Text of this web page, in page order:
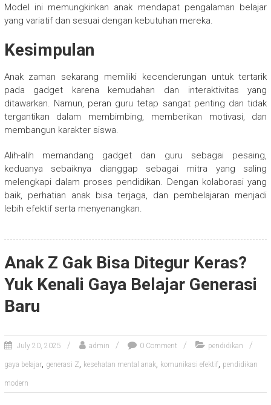
Model ini memungkinkan anak mendapat pengalaman belajar
yang variatif dan sesuai dengan kebutuhan mereka.
Kesimpulan
Anak zaman sekarang memiliki kecenderungan untuk tertarik
pada gadget karena kemudahan dan interaktivitas yang
ditawarkan. Namun, peran guru tetap sangat penting dan tidak
tergantikan dalam membimbing, memberikan motivasi, dan
membangun karakter siswa.
Alih-alih memandang gadget dan guru sebagai pesaing,
keduanya sebaiknya dianggap sebagai mitra yang saling
melengkapi dalam proses pendidikan. Dengan kolaborasi yang
baik, perhatian anak bisa terjaga, dan pembelajaran menjadi
lebih efektif serta menyenangkan.
Anak Z Gak Bisa Ditegur Keras?
Yuk Kenali Gaya Belajar Generasi
Baru
July 20, 2025 admin 0 Comment pendidikan
gaya belajar, generasi Z, kesehatan mental anak, komunikasi efektif, pendidikan
modern